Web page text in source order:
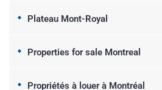
Plateau Mont-Royal
Properties for sale Montreal
Propriétés à louer à Montréal